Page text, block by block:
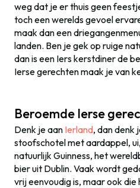
weg dat je er thuis geen
toch een werelds gevoel
maak dan een
landen. Ben je gek op ruige
dan is een Iers kerstdiner de
Ierse gerechten maak je van
Beroemde Ierse
Denk je aan Ierland, dan denk
stoofschotel met aardappel,
natuurlijk Guinness, het
bier uit Dublin. Vaak wordt
vrij eenvoudig is, maar ook